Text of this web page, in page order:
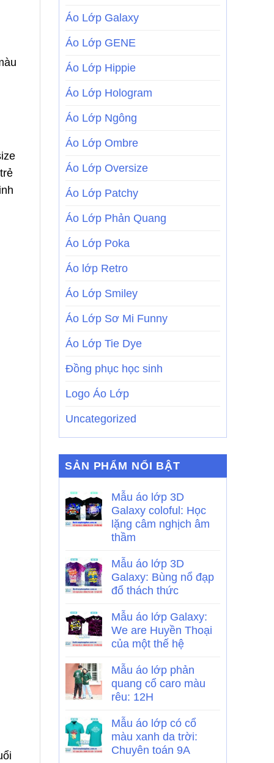
Áo Lớp Galaxy
Áo Lớp GENE
Áo Lớp Hippie
Áo Lớp Hologram
Áo Lớp Ngông
Áo Lớp Ombre
Áo Lớp Oversize
Áo Lớp Patchy
Áo Lớp Phản Quang
Áo Lớp Poka
Áo lớp Retro
Áo Lớp Smiley
Áo Lớp Sơ Mi Funny
Áo Lớp Tie Dye
Đồng phục học sinh
Logo Áo Lớp
Uncategorized
SẢN PHẨM NỔI BẬT
Mẫu áo lớp 3D
Galaxy coloful: Học
lặng câm nghịch âm
thầm
Mẫu áo lớp 3D
Galaxy: Bùng nổ đạp
đổ thách thức
Mẫu áo lớp Galaxy:
We are Huyền Thoại
của một thế hệ
Mẫu áo lớp phản
quang cổ caro màu
rêu: 12H
Mẫu áo lớp có cổ
màu xanh da trời:
Chuyên toán 9A